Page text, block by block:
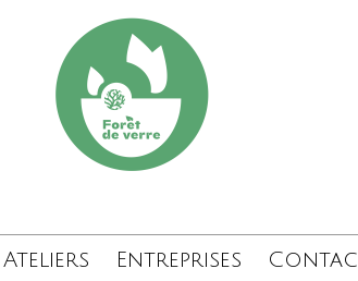
Ateliers Entreprises